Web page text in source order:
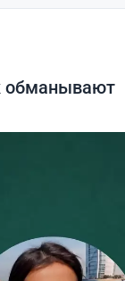
обманывают